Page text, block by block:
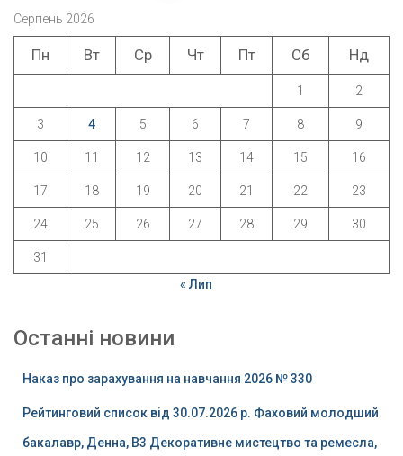
записів
Серпень 2026
Пн Вт Ср Чт Пт Сб Нд
1 2
3 4 5 6 7 8 9
10 11 12 13 14 15 16
17 18 19 20 21 22 23
24 25 26 27 28 29 30
31
« Лип
Останні новини
Наказ про зарахування на навчання 2026 № 330
Рейтинговий список від 30.07.2026 р. Фаховий молодший
бакалавр, Денна, B3 Декоративне мистецтво та ремесла,